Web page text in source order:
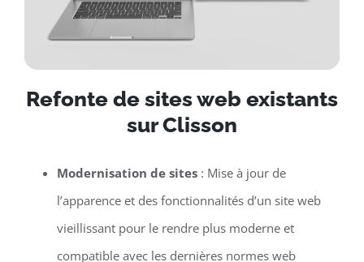
Refonte de sites web existants
sur Clisson
Modernisation de sites: Mise à jour de
l’apparence et des fonctionnalités d’un site web
vieillissant pour le rendre plus moderne et
compatible avec les dernières normes web